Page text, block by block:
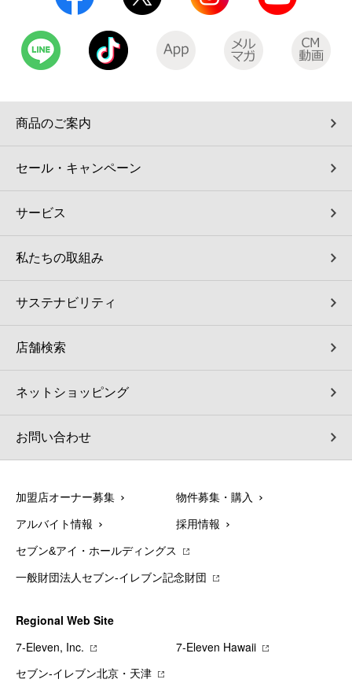
商品のご案内
セール・キャンペーン
サービス
私たちの取組み
サステナビリティ
店舗検索
ネットショッピング
お問い合わせ
加盟店オーナー募集 物件募集・購入
アルバイト情報 採用情報
セブン&アイ・ホールディングス
一般財団法人セブン-イレブン記念財団
Regional Web Site
7‐Eleven, Inc.
7‐Eleven Hawaii
セブン‐イレブン北京・天津